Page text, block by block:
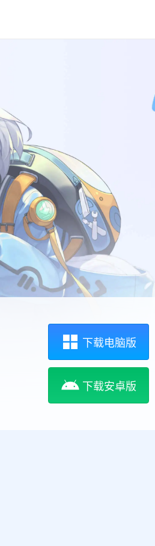
下载电脑版
下载安卓版